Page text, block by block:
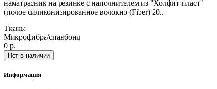
наматрасник на резинке с наполнителем из "Холфит-пласт"
(полое силиконизированное волокно (Fiber) 20..
Ткань:
Микрофибра/спанбонд
0 р.
Нет в наличии
Информация